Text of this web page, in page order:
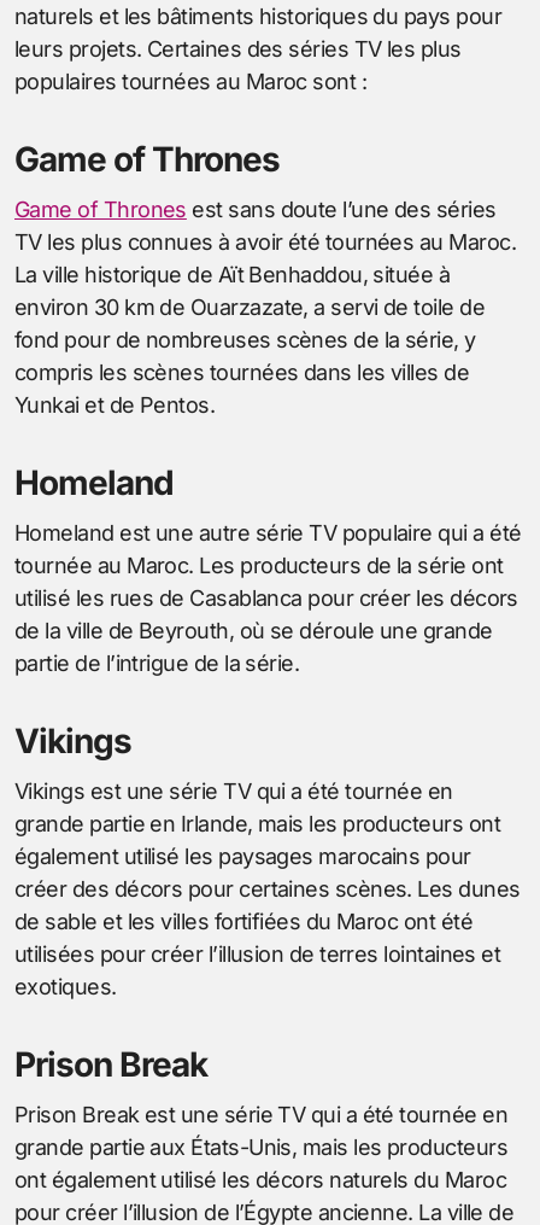
naturels et les bâtiments historiques du pays pour
leurs projets. Certaines des séries TV les plus
populaires tournées au Maroc sont :
Game of Thrones
Game of Thrones est sans doute l’une des séries
TV les plus connues à avoir été tournées au Maroc.
La ville historique de Aït Benhaddou, située à
environ 30 km de Ouarzazate, a servi de toile de
fond pour de nombreuses scènes de la série, y
compris les scènes tournées dans les villes de
Yunkai et de Pentos.
Homeland
Homeland est une autre série TV populaire qui a été
tournée au Maroc. Les producteurs de la série ont
utilisé les rues de Casablanca pour créer les décors
de la ville de Beyrouth, où se déroule une grande
partie de l’intrigue de la série.
Vikings
Vikings est une série TV qui a été tournée en
grande partie en Irlande, mais les producteurs ont
également utilisé les paysages marocains pour
créer des décors pour certaines scènes. Les dunes
de sable et les villes fortifiées du Maroc ont été
utilisées pour créer l’illusion de terres lointaines et
exotiques.
Prison Break
Prison Break est une série TV qui a été tournée en
grande partie aux États-Unis, mais les producteurs
ont également utilisé les décors naturels du Maroc
pour créer l’illusion de l’Égypte ancienne. La ville de